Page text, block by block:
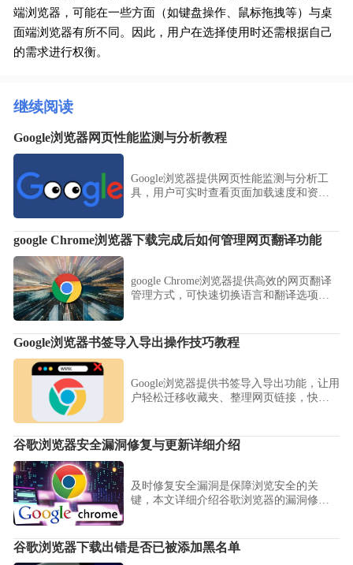
端浏览器，可能在一些方面（如键盘操作、鼠标拖拽等）与桌
面端浏览器有所不同。因此，用户在选择使用时还需根据自己
的需求进行权衡。
继续阅读
Google浏览器网页性能监测与分析教程
Google浏览器提供网页性能监测与分析工
具，用户可实时查看页面加载速度和资源
google Chrome浏览器下载完成后如何管理网页翻译功能
google Chrome浏览器提供高效的网页翻译
管理方式，可快速切换语言和翻译选项。
Google浏览器书签导入导出操作技巧教程
Google浏览器提供书签导入导出功能，让用
户轻松迁移收藏夹、整理网页链接，快速
谷歌浏览器安全漏洞修复与更新详细介绍
及时修复安全漏洞是保障浏览安全的关
键，本文详细介绍谷歌浏览器的漏洞修复
谷歌浏览器下载出错是否已被添加黑名单